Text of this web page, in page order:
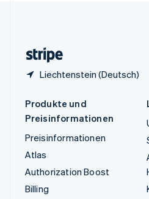
Liechtenstein (Deutsch)
Produkte und
Preisinformationen
Preisinformationen
Atlas
Authorization Boost
Billing